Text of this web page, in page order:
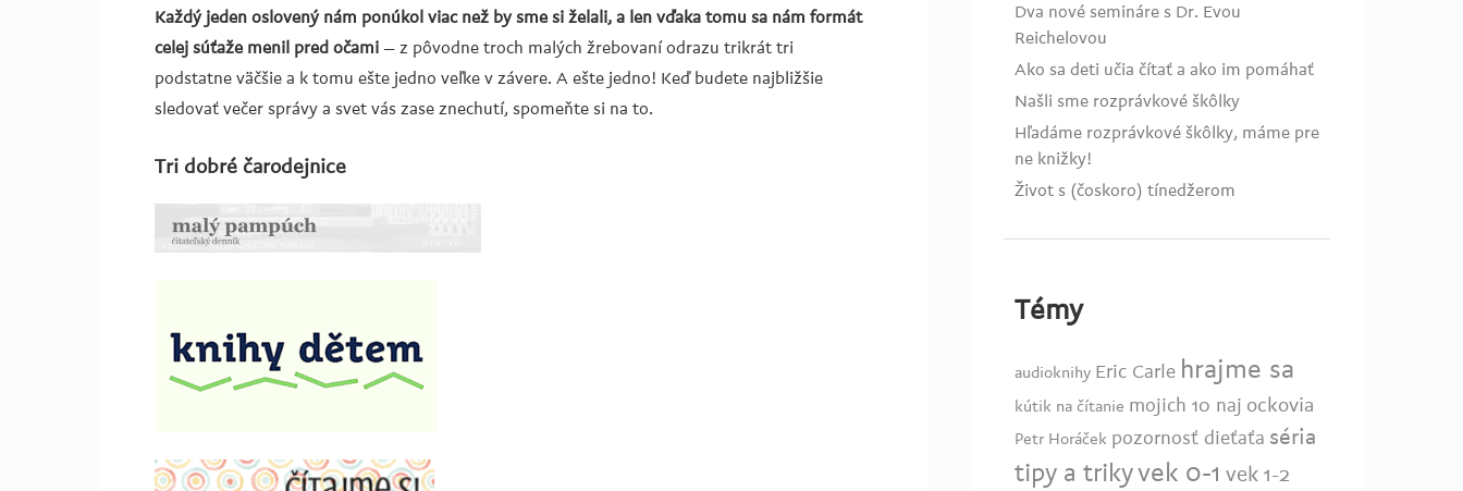
Každý jeden oslovený nám ponúkol viac než by sme si želali, a len vďaka tomu sa nám formát
celej súťaže menil pred očami – z pôvodne troch malých žrebovaní odrazu trikrát tri
podstatne väčšie a k tomu ešte jedno veľke v závere. A ešte jedno! Keď budete najbližšie
sledovať večer správy a svet vás zase znechutí, spomeňte si na to.
Tri dobré čarodejnice
Dva nové semináre s Dr. Evou
Reichelovou
Ako sa deti učia čítať a ako im pomáhať
Našli sme rozprávkové škôlky
Hľadáme rozprávkové škôlky, máme pre
ne knižky!
Život s (čoskoro) tínedžerom
Témy
audioknihy Eric Carle hrajme sa
kútik na čítanie mojich 10 naj ockovia
Petr Horáček pozornosť dieťaťa séria
tipy a trikyvek 0-1 vek 1-2